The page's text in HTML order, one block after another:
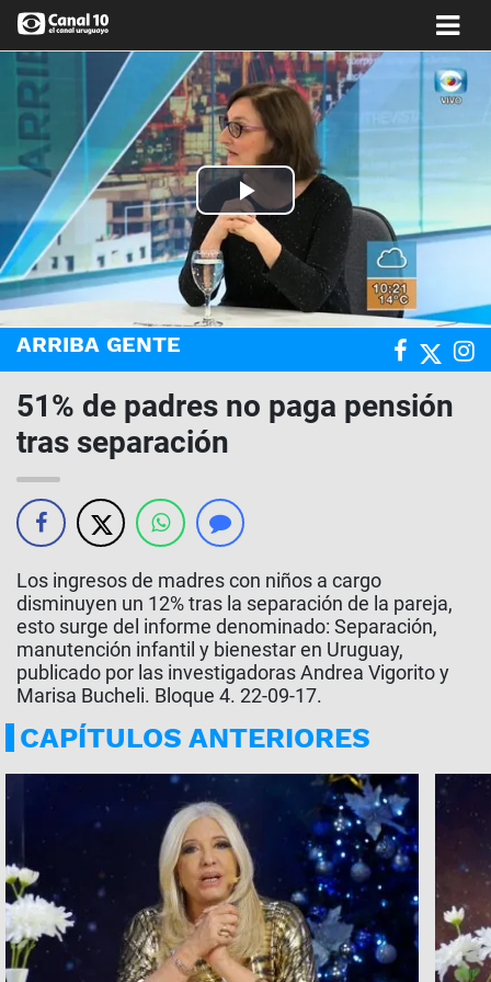
Play
Video
ARRIBA GENTE
51% de padres no paga pensión
tras separación
Los ingresos de madres con niños a cargo
disminuyen un 12% tras la separación de la pareja,
esto surge del informe denominado: Separación,
manutención infantil y bienestar en Uruguay,
publicado por las investigadoras Andrea Vigorito y
Marisa Bucheli. Bloque 4. 22-09-17.
CAPÍTULOS ANTERIORES